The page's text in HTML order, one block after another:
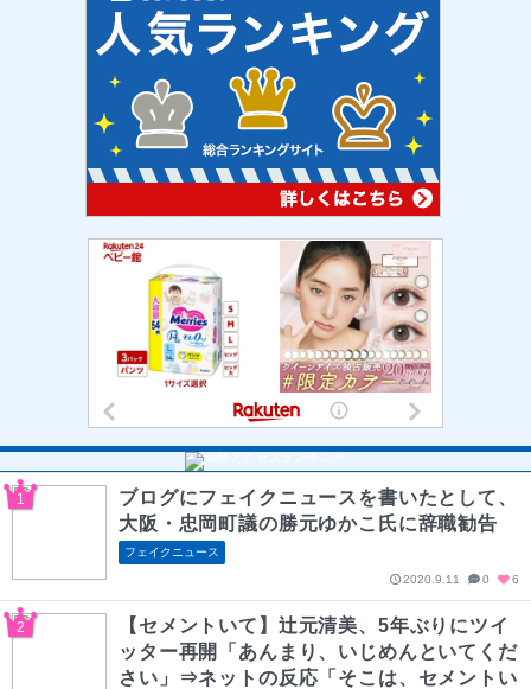
ブログにフェイクニュースを書いたとして、
大阪・忠岡町議の勝元ゆかこ氏に辞職勧告
フェイクニュース
2020.9.11 0 6
【セメントいて】辻元清美、5年ぶりにツイ
ッター再開「あんまり、いじめんといてくだ
さい」⇒ネットの反応「そこは、セメントい